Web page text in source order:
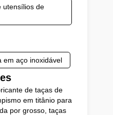
utensílios de
em aço inoxidável
de taças de
em titânio para
por grosso, taças